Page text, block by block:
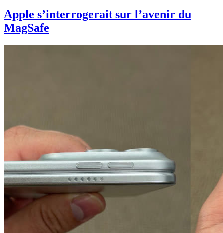
Apple s’interrogerait sur l’avenir du
MagSafe